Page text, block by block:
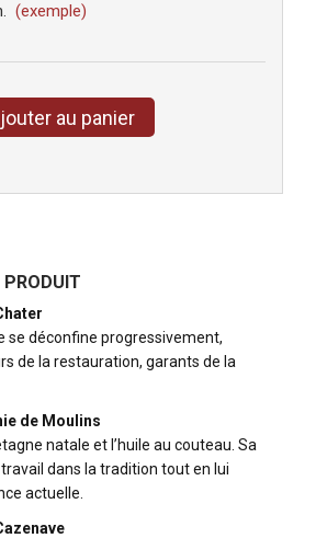
(exemple)
au panier
PRODUIT
se déconfine progressivement,
de la restauration, garants de la
de Moulins
natale et l’huile au couteau. Sa
dans la tradition tout en lui
actuelle.